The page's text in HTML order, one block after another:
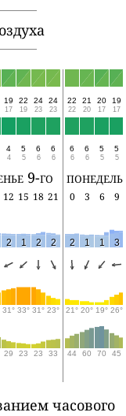
19
17
22
19
24
23
24
23
22
22
21
20
20
17
19
17
4
4
5
5
6
6
6
6
6
6
6
6
5
5
5
5
9-го
12 15 18 21 0 3 6
9
2 1 2 2 2 1 1 3
31° 33° 31° 23° 21° 20° 19° 26°
29 23 23 33 44 60 70 45
часового